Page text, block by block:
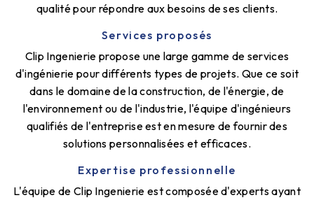
qualité pour répondre aux besoins de ses clients.
Services proposés
Clip Ingenierie propose une large gamme de services
d'ingénierie pour différents types de projets. Que ce soit
dans le domaine de la construction, de l'énergie, de
l'environnement ou de l'industrie, l'équipe d'ingénieurs
qualifiés de l'entreprise est en mesure de fournir des
solutions personnalisées et efficaces.
Expertise professionnelle
L'équipe de Clip Ingenierie est composée d'experts ayant